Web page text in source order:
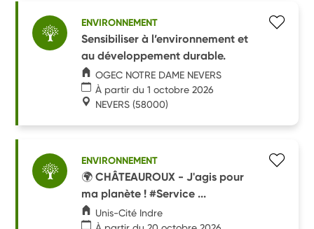
ENVIRONNEMENT
Sensibiliser à l’environnement et
au développement durable.
OGEC NOTRE DAME NEVERS
À partir du 1 octobre 2026
NEVERS (58000)
ENVIRONNEMENT
🌍 CHÂTEAUROUX - J'agis pour
ma planète ! #Service ...
Unis-Cité Indre